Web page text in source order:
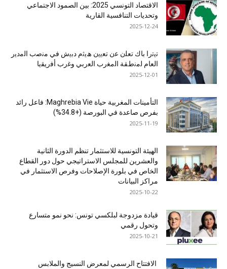
الاقتصاد التونسي 2025: بين الصمود الاجتماعي
وتحديات التنافسية القارية
2025-12-24
ﺗﯾﺗرا ﺑﺎك ﺗﻌﻠن ﻋن ﺗﻌﯾﯾن ھﯾﺛم دﺑﯾش ﻓﻲ ﻣﻧﺻب اﻟﻣدﯾر
اﻟﻌﺎم ﻟﻣﻧطﻘﺔ اﻟﻣﻐرب اﻟﻌرﺑﻲ وﻏرب أﻓرﯾﻘﯾﺎ
2025-12-01
التأمينات المغربية حياة Maghrebia Vie: فاعل رائد
بفرص صاعدة في البورصة (+34.8%)
2025-11-19
الهيئة التونسية للاستثمار تنظم الدورة الثانية
والعشرين للمجلس الاستراتيجي حول دور القطاع
الخاص في بلورة الإصلاحات وفرص الاستثمار في
مراكز البيانات
2025-10-22
قيادة مزدوجة لبلكسي تونس: نحو نمو متسارع
وتحول رقمي
2025-10-21
الافتتاح الرسمي لمعرض النسيج والملابس